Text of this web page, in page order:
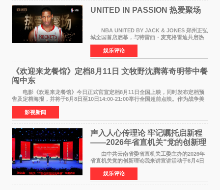
UNITED IN PASSION 热爱聚场
NBA UNITED BY JACK & JONES 郑州正弘
城全国首店启幕，与特雷西・麦克格雷迪共启热
爱 2026 年7 月21 日，
NBAUNITEDBYJACK&JONES 全国首店，于郑
州正弘城正式启幕。NBA 传奇球星
娱乐评论
《欢迎来龙餐馆》定档8月11日 文牧野沈腾蒋奇明带中餐
闯中东
电影《欢迎来龙餐馆》今日正式官宣定档8月11日全国上映，同时发布定档预
告及定档海报，并将于8月8日至10日14:00-21:00举行全国超前点映。作为战争美
食大片，影片讲述的是中国厨师徐福（沈腾
影视新闻
声入人心传理论 牢记嘱托启新程
——2026年省直机关“党的创新理
论我来讲”宣讲活动圆满落幕
由中共云南省委省直机关工委主办的2026年
省直机关党的创新理论我来讲宣讲活动于8月4日
至5日在昆明举办。活动以 "牢记嘱托 感恩奋进
开创云南发展新局面 "为主题，坚持以新时代中国
特色社会主义
娱乐评论